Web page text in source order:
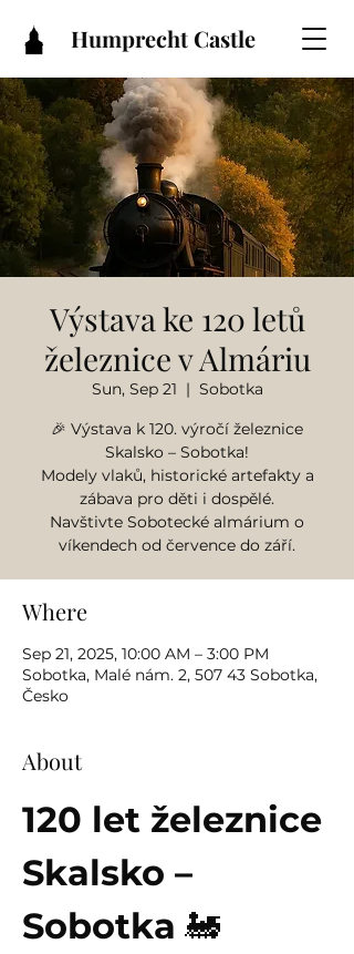
Humprecht Castle
Výstava ke 120 letů
železnice v Almáriu
Sun, Sep 21
  |
Sobotka
🎉 Výstava k 120. výročí železnice
Skalsko – Sobotka!
Modely vlaků, historické artefakty a
zábava pro děti i dospělé.
Navštivte Sobotecké almárium o
víkendech od července do září.
Where
Sep 21, 2025, 10:00 AM – 3:00 PM
Sobotka, Malé nám. 2, 507 43 Sobotka,
Česko
About
120 let železnice
Skalsko –
Sobotka 🚂